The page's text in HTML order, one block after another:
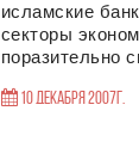
исламские
секторы
поразительно
10 Декабря 2007г.